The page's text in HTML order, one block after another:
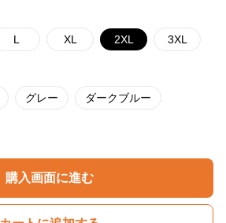
L XL 2XL 3XL
グレー ダークブルー
購入画面に進む